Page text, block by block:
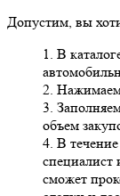
Допустим, вы
1. В
2.
3.
объем
4. В
специалист
сможет